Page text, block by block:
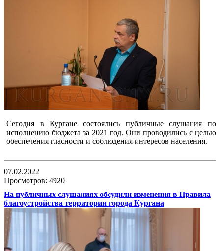
Сегодня в Кургане состоялись публичные слушания по
исполнению бюджета за 2021 год. Они проводились с целью
обеспечения гласности и соблюдения интересов населения.
07.02.2022
Просмотров: 4920
На публичных слушаниях обсудили изменения в Правила
благоустройства территории города Кургана